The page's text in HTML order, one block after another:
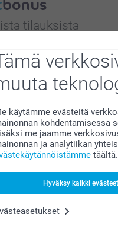
käytämme evästeitä
kohdentamisessa
me jaamme
ja analytiikan
täältä.
Hyväksy kaikki evästeet
tilauksista